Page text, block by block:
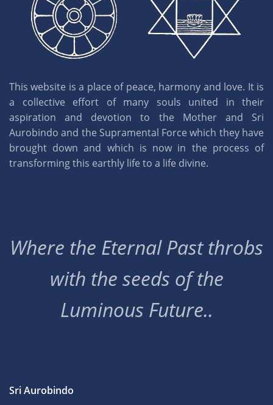
This website is a place of peace, harmony and love. It is
a collective effort of many souls united in their
aspiration and devotion to the Mother and Sri
Aurobindo and the Supramental Force which they have
brought down and which is now in the process of
transforming this earthly life to a life divine.
Where the Eternal Past throbs
with the seeds of the
Luminous Future..
Sri Aurobindo